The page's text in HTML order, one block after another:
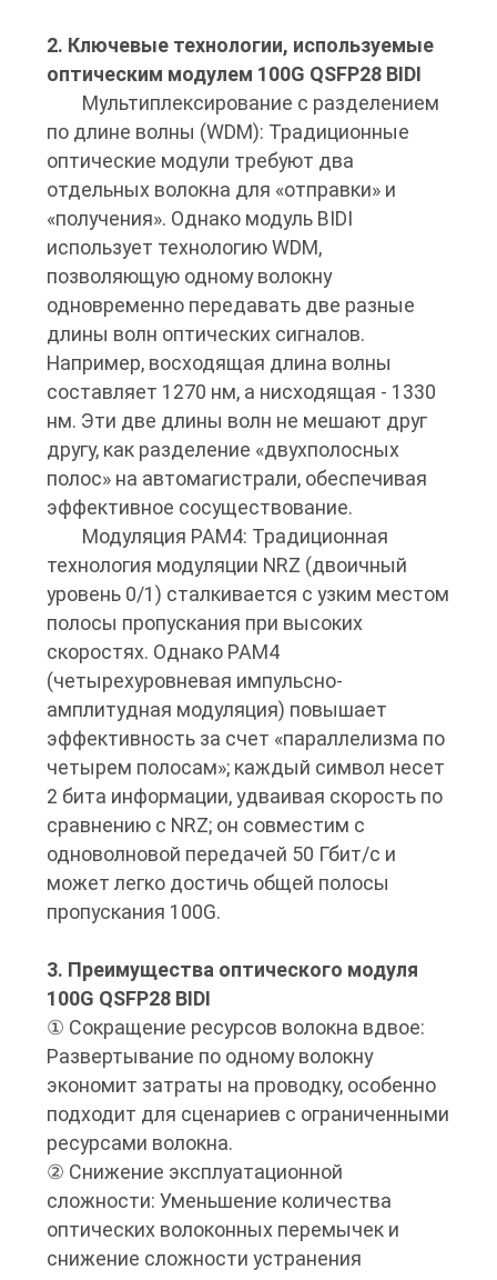
2. Ключевые технологии, используемые
оптическим модулем 100G QSFP28 BIDI
Мультиплексирование с разделением
по длине волны (WDM): Традиционные
оптические модули требуют два
отдельных волокна для «отправки» и
«получения». Однако модуль BIDI
использует технологию WDM,
позволяющую одному волокну
одновременно передавать две разные
длины волн оптических сигналов.
Например, восходящая длина волны
составляет 1270 нм, а нисходящая - 1330
нм. Эти две длины волн не мешают друг
другу, как разделение «двухполосных
полос» на автомагистрали, обеспечивая
эффективное сосуществование.
Модуляция PAM4: Традиционная
технология модуляции NRZ (двоичный
уровень 0/1) сталкивается с узким местом
полосы пропускания при высоких
скоростях. Однако PAM4
(четырехуровневая импульсно-
амплитудная модуляция) повышает
эффективность за счет «параллелизма по
четырем полосам»; каждый символ несет
2 бита информации, удваивая скорость по
сравнению с NRZ; он совместим с
одноволновой передачей 50 Гбит/с и
может легко достичь общей полосы
пропускания 100G.
3. Преимущества оптического модуля
100G QSFP28 BIDI
① Сокращение ресурсов волокна вдвое:
Развертывание по одному волокну
экономит затраты на проводку, особенно
подходит для сценариев с ограниченными
ресурсами волокна.
② Снижение эксплуатационной
сложности: Уменьшение количества
оптических волоконных перемычек и
снижение сложности устранения